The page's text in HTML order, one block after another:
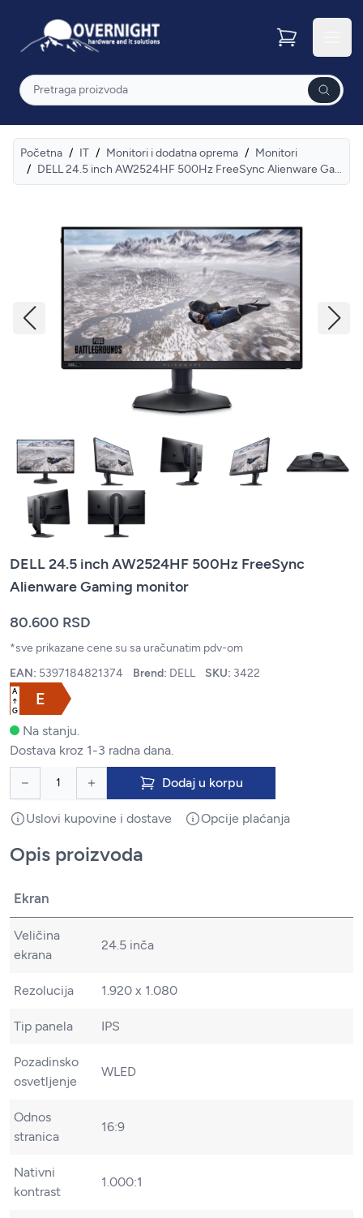
Overnight
Pretraga
Početna / IT / Monitori i dodatna oprema / Monitori
/
DELL 24.5 inch AW2524HF 500Hz FreeSync Alienware Gaming monitor
DELL 24.5 inch AW2524HF 500Hz FreeSync
Alienware Gaming monitor
80.600 RSD
*sve prikazane cene su sa uračunatim pdv-om
EAN: 5397184821374 Brend: DELL SKU: 3422
E
A
↑
G
Na stanju.
Dostava kroz 1-3 radna dana.
Dodaj u korpu
Uslovi kupovine i dostave Opcije plaćanja
Opis proizvoda
Ekran
Veličina
ekrana
24.5 inča
Rezolucija 1.920 x 1.080
Tip panela IPS
Pozadinsko
osvetljenje
WLED
Odnos
stranica
16:9
Nativni
kontrast
1.000:1